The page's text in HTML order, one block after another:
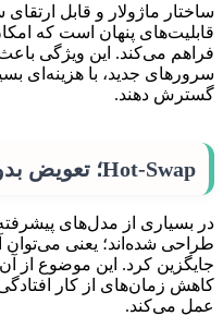
ساختار ماژولار و قابل
قابلیت‌های پنهان است که
فراهم می‌کند. این ویژگی
سرورهای جدید، با هزینه‌ای
گسترش دهند.
Hot-Swap؛ تعویض بدون توقف
طراحی شده‌اند؛ یعنی
جایگزین کرد. این موضوع از
کاهش زمان‌های از کار افتادگی
عمل می‌کند.